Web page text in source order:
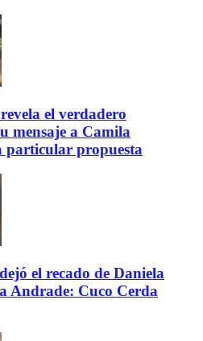
el verdadero
mensaje a Camila
particular propuesta
el recado de Daniela
Andrade: Cuco Cerda